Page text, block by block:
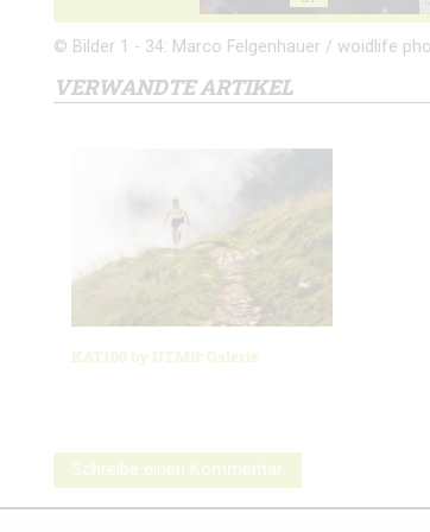
© Bilder 1 - 34: Marco Felgenhauer / woidlife
VERWANDTE ARTIKEL
KAT100 by UTMB: Galerie
Schreibe einen Kommentar